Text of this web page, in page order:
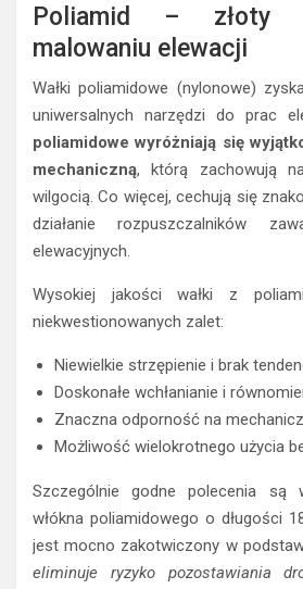
Poliamid – złoty
malowaniu elewacji
Wałki poliamidowe (nylonowe)
uniwersalnych narzędzi do prac
poliamidowe wyróżniają się
mechaniczną, którą zachowują
wilgocią. Co więcej, cechują się
działanie rozpuszczalników
elewacyjnych.
Wysokiej jakości wałki z
niekwestionowanych zalet:
Niewielkie strzępienie i brak
Doskonałe wchłanianie i
Znaczna odporność na
Możliwość wielokrotnego użycia
Szczególnie godne polecenia są
włókna poliamidowego o długości
jest mocno zakotwiczony w
eliminuje ryzyko pozostawiania